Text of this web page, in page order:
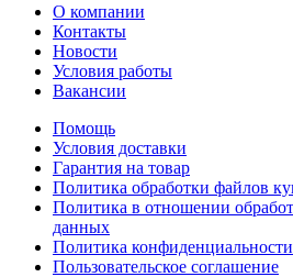
О компании
Контакты
Новости
Условия работы
Вакансии
Помощь
Условия доставки
Гарантия на товар
Политика обработки файлов
Политика в отношении
данных
Политика конфиденциальности
Пользовательское соглашение